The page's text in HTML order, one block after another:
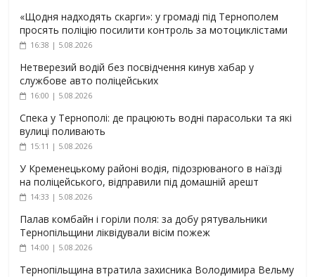
«Щодня надходять скарги»: у громаді під Тернополем
просять поліцію посилити контроль за мотоциклістами
16:38 | 5.08.2026
Нетверезий водій без посвідчення кинув хабар у
службове авто поліцейських
16:00 | 5.08.2026
Спека у Тернополі: де працюють водні парасольки та які
вулиці поливають
15:11 | 5.08.2026
У Кременецькому районі водія, підозрюваного в наїзді
на поліцейського, відправили під домашній арешт
14:33 | 5.08.2026
Палав комбайн і горіли поля: за добу рятувальники
Тернопільщини ліквідували вісім пожеж
14:00 | 5.08.2026
Тернопільщина втратила захисника Володимира Вельму